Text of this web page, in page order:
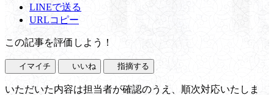
LINEで送る
URLコピー
この記事を評価しよう！
イマイチ いいね 指摘する
いただいた内容は担当者が確認のうえ、順次対応いたしま